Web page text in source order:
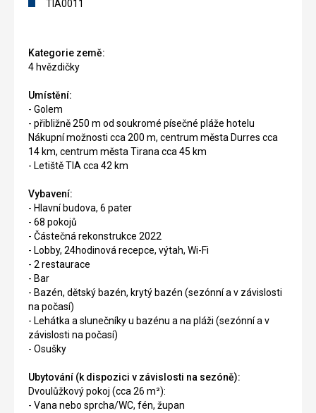
TIA0011
Kategorie země:
4 hvězdičky
Umístění:
- Golem
- přibližně 250 m od soukromé písečné pláže hotelu
Nákupní možnosti cca 200 m, centrum města Durres cca
14 km, centrum města Tirana cca 45 km
- Letiště TIA cca 42 km
Vybavení:
- Hlavní budova, 6 pater
- 68 pokojů
- Částečná rekonstrukce 2022
- Lobby, 24hodinová recepce, výtah, Wi-Fi
- 2 restaurace
- Bar
- Bazén, dětský bazén, krytý bazén (sezónní a v závislosti
na počasí)
- Lehátka a slunečníky u bazénu a na pláži (sezónní a v
závislosti na počasí)
- Osušky
Ubytování (k dispozici v závislosti na sezóně):
Dvoulůžkový pokoj (cca 26 m²):
- Vana nebo sprcha/WC, fén, župan